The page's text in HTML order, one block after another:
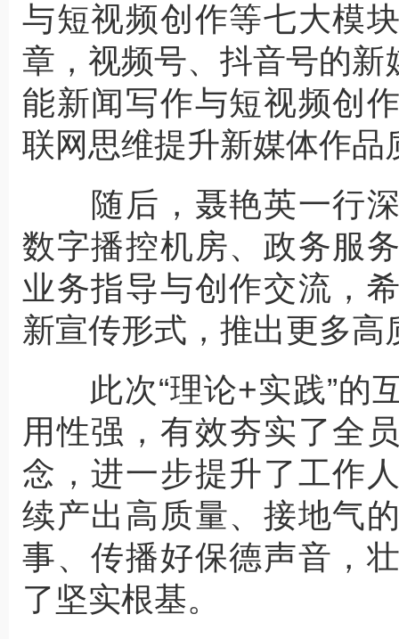
与短视频创作等七大模
章，视频号、抖音号的
能新闻写作与短视频创
联网思维提升新媒体作品
随后，聂艳英一行深
数字播控机房、政务服
业务指导与创作交流，
新宣传形式，推出更多高
此次“理论+实践”的
用性强，有效夯实了全
念，进一步提升了工作
续产出高质量、接地气
事、传播好保德声音，
了坚实根基。